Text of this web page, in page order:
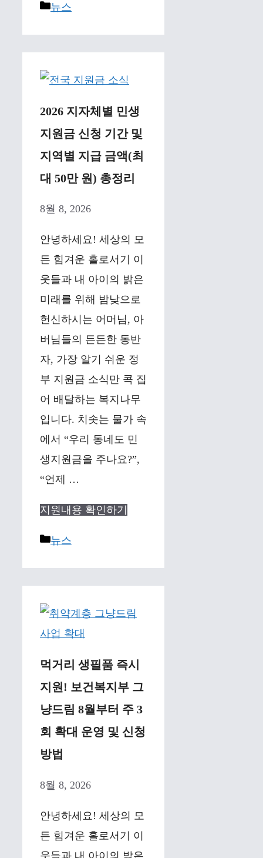
Categories
뉴스
2026 지자체별 민생
지원금 신청 기간 및
지역별 지급 금액(최
대 50만 원) 총정리
8월 8, 2026
안녕하세요! 세상의 모
든 힘겨운 홀로서기 이
웃들과 내 아이의 밝은
미래를 위해 밤낮으로
헌신하시는 어머님, 아
버님들의 든든한 동반
자, 가장 알기 쉬운 정
부 지원금 소식만 콕 집
어 배달하는 복지나무
입니다. 치솟는 물가 속
에서 “우리 동네도 민
생지원금을 주나요?”,
“언제 …
지원내용 확인하기
Categories
뉴스
먹거리 생필품 즉시
지원! 보건복지부 그
냥드림 8월부터 주 3
회 확대 운영 및 신청
방법
8월 8, 2026
안녕하세요! 세상의 모
든 힘겨운 홀로서기 이
웃들과 내 아이의 밝은